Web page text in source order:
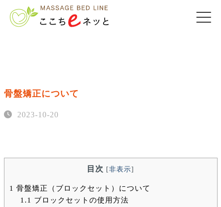
骨盤矯正について
2023-10-20
目次 [非表示]
1 骨盤矯正（ブロックセット）について
1.1 ブロックセットの使用方法